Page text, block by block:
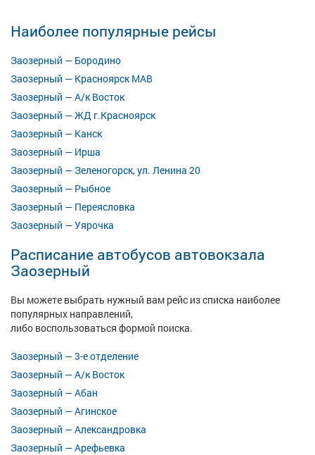
Наиболее популярные рейсы
Заозерный — Бородино
Заозерный — Красноярск МАВ
Заозерный — А/к Восток
Заозерный — ЖД г.Красноярск
Заозерный — Канск
Заозерный — Ирша
Заозерный — Зеленогорск, ул. Ленина 20
Заозерный — Рыбное
Заозерный — Переясловка
Заозерный — Уярочка
Расписание автобусов автовокзала
Заозерный
Вы можете выбрать нужный вам рейс из списка наиболее
популярных направлений,
либо воспользоваться формой поиска.
Заозерный — 3-е отделение
Заозерный — А/к Восток
Заозерный — Абан
Заозерный — Агинское
Заозерный — Александровка
Заозерный — Арефьевка